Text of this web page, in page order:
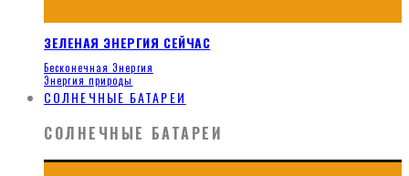
ЗЕЛЕНАЯ ЭНЕРГИЯ СЕЙЧАС
Бесконечная Энергия
Энергия природы
СОЛНЕЧНЫЕ БАТАРЕИ
СОЛНЕЧНЫЕ БАТАРЕИ